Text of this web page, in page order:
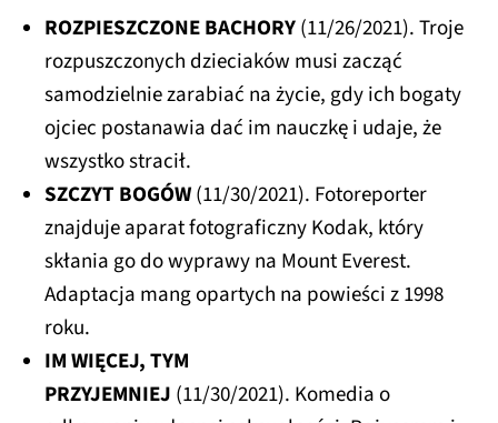
ROZPIESZCZONE BACHORY(11/26/2021). Troje
rozpuszczonych dzieciaków musi zacząć
samodzielnie zarabiać na życie, gdy ich bogaty
ojciec postanawia dać im nauczkę i udaje, że
wszystko stracił.
SZCZYT BOGÓW(11/30/2021). Fotoreporter
znajduje aparat fotograficzny Kodak, który
skłania go do wyprawy na Mount Everest.
Adaptacja mang opartych na powieści z 1998
roku.
IM WIĘCEJ, TYM
PRZYJEMNIEJ (11/30/2021). Komedia o